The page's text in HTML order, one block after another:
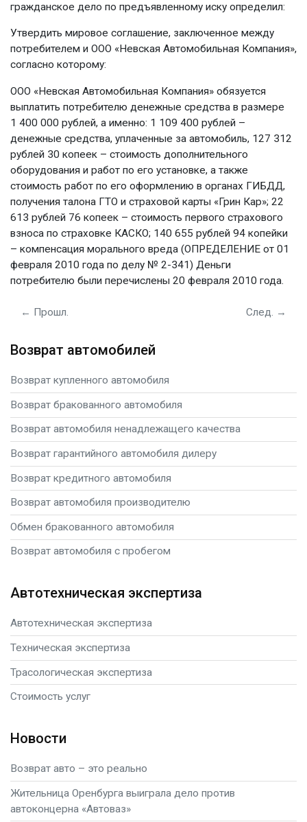
гражданское дело по предъявленному иску определил:
Утвердить мировое соглашение, заключенное между
потребителем и ООО «Невская Автомобильная Компания»,
согласно которому:
ООО «Невская Автомобильная Компания» обязуется
выплатить потребителю денежные средства в размере
1 400 000 рублей, а именно: 1 109 400 рублей –
денежные средства, уплаченные за автомобиль, 127 312
рублей 30 копеек – стоимость дополнительного
оборудования и работ по его установке, а также
стоимость работ по его оформлению в органах ГИБДД,
получения талона ГТО и страховой карты «Грин Кар»; 22
613 рублей 76 копеек – стоимость первого страхового
взноса по страховке КАСКО; 140 655 рублей 94 копейки
– компенсация морального вреда (ОПРЕДЕЛЕНИЕ от 01
февраля 2010 года по делу № 2-341) Деньги
потребителю были перечислены 20 февраля 2010 года.
← Прошл. След. →
Возврат автомобилей
Возврат купленного автомобиля
Возврат бракованного автомобиля
Возврат автомобиля ненадлежащего качества
Возврат гарантийного автомобиля дилеру
Возврат кредитного автомобиля
Возврат автомобиля производителю
Обмен бракованного автомобиля
Возврат автомобиля с пробегом
Автотехническая экспертиза
Автотехническая экспертиза
Техническая экспертиза
Трасологическая экспертиза
Стоимость услуг
Новости
Возврат авто – это реально
Жительница Оренбурга выиграла дело против
автоконцерна «Автоваз»